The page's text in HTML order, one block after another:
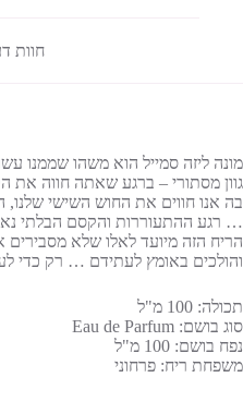
חוות
מונה ליזה סמייל הוא משהו שממנו
גוון מסתורי – ברגע שאתה חווה
בה אנו חווים את החוש השישי
… רגע ההתעוררות והקסם הבלתי
הריח הזה מיועד לאלו שלא
והולכים באומץ לעתידם … רק כדי
תכולה: 100 מ"ל
סוג בושם: Eau de Parfum
נפח בושם: 100 מ"ל
משפחת ריח: פרחוני